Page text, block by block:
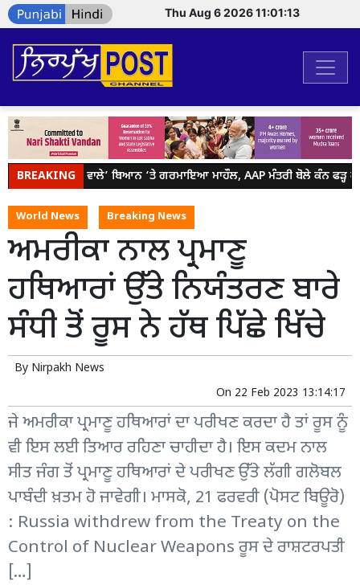
Thu Aug 6 2026 11:01:13
BREAKING
ਮੁੰਡੇ-ਕੁੜੀ ਵਾਲੇ’ ਬਿਆਨ ‘ਤੇ ਗਰਮਾਇਆ ਮਾਹੌਲ, AAP ਮੰਤਰੀ ਬੋਲੇ ਕੰਨ ਫੜ੍ਹ
World News Breaking News
ਅਮਰੀਕਾ ਨਾਲ ਪ੍ਰਮਾਣੂ
ਹਥਿਆਰਾਂ ਉੱਤੇ ਨਿਯੰਤਰਣ ਬਾਰੇ
ਸੰਧੀ ਤੋਂ ਰੂਸ ਨੇ ਹੱਥ ਪਿੱਛੇ ਖਿੱਚੇ
By Nirpakh News
On 22 Feb 2023 13:14:17
ਜੇ ਅਮਰੀਕਾ ਪ੍ਰਮਾਣੂ ਹਥਿਆਰਾਂ ਦਾ ਪਰੀਖਣ ਕਰਦਾ ਹੈ ਤਾਂ ਰੂਸ ਨੂੰ
ਵੀ ਇਸ ਲਈ ਤਿਆਰ ਰਹਿਣਾ ਚਾਹੀਦਾ ਹੈ। ਇਸ ਕਦਮ ਨਾਲ
ਸੀਤ ਜੰਗ ਤੋਂ ਪ੍ਰਮਾਣੂ ਹਥਿਆਰਾਂ ਦੇ ਪਰੀਖਣ ਉੱਤੇ ਲੱਗੀ ਗਲੋਬਲ
ਪਾਬੰਦੀ ਖ਼ਤਮ ਹੋ ਜਾਵੇਗੀ। ਮਾਸਕੋ, 21 ਫਰਵਰੀ (ਪੋਸਟ ਬਿਊਰੋ)
: Russia withdrew from the Treaty on the
Control of Nuclear Weapons ਰੂਸ ਦੇ ਰਾਸ਼ਟਰਪਤੀ
[…]